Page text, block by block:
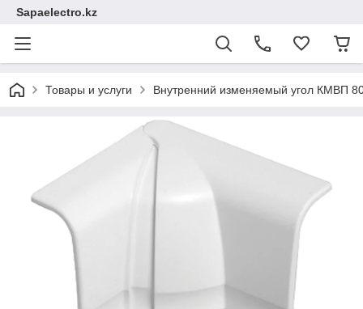
Sapaelectro.kz
Товары и услуги Внутренний изменяемый угол КМВП